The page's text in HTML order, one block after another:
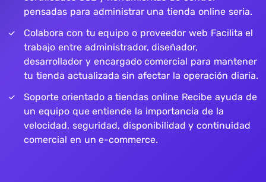
pensadas para administrar una tienda online seria.
Colabora con tu equipo o proveedor web Facilita el
trabajo entre administrador, diseñador,
desarrollador y encargado comercial para mantener
tu tienda actualizada sin afectar la operación diaria.
Soporte orientado a tiendas online Recibe ayuda de
un equipo que entiende la importancia de la
velocidad, seguridad, disponibilidad y continuidad
comercial en un e-commerce.